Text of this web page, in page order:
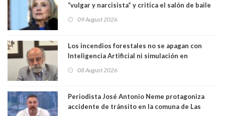
“vulgar y narcisista” y critica el salón de baile
casa. Y la está destruyendo”
09 August 2026
Los incendios forestales no se apagan con
Inteligencia Artificial ni simulación en
Magister en Asentamientos Humanos PUC
08 August 2026
Periodista José Antonio Neme protagoniza
accidente de tránsito en la comuna de Las